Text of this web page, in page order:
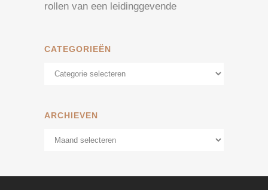
rollen van een leidinggevende
CATEGORIEËN
Categorieën
ARCHIEVEN
Archieven